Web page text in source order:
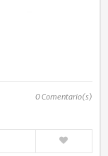
0Comentario(s)